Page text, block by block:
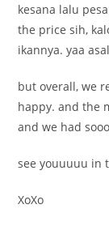
kesana lalu
the price sih,
ikannya. yaa
but overall, we
happy. and the
and we had
see youuuuu in
XoXo